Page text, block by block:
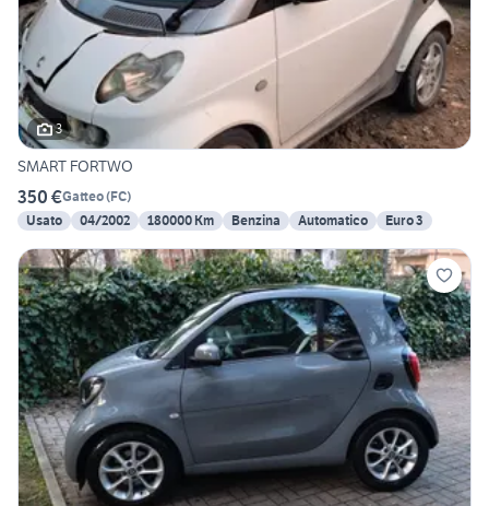
3
SMART FORTWO
350 €Gatteo(FC)
Usato
04/2002 180000 Km Benzina Automatico Euro 3